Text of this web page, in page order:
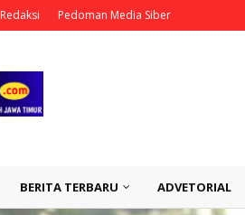
Redaksi Pedoman Media Siber
BERITA TERBARU ADVETORIAL